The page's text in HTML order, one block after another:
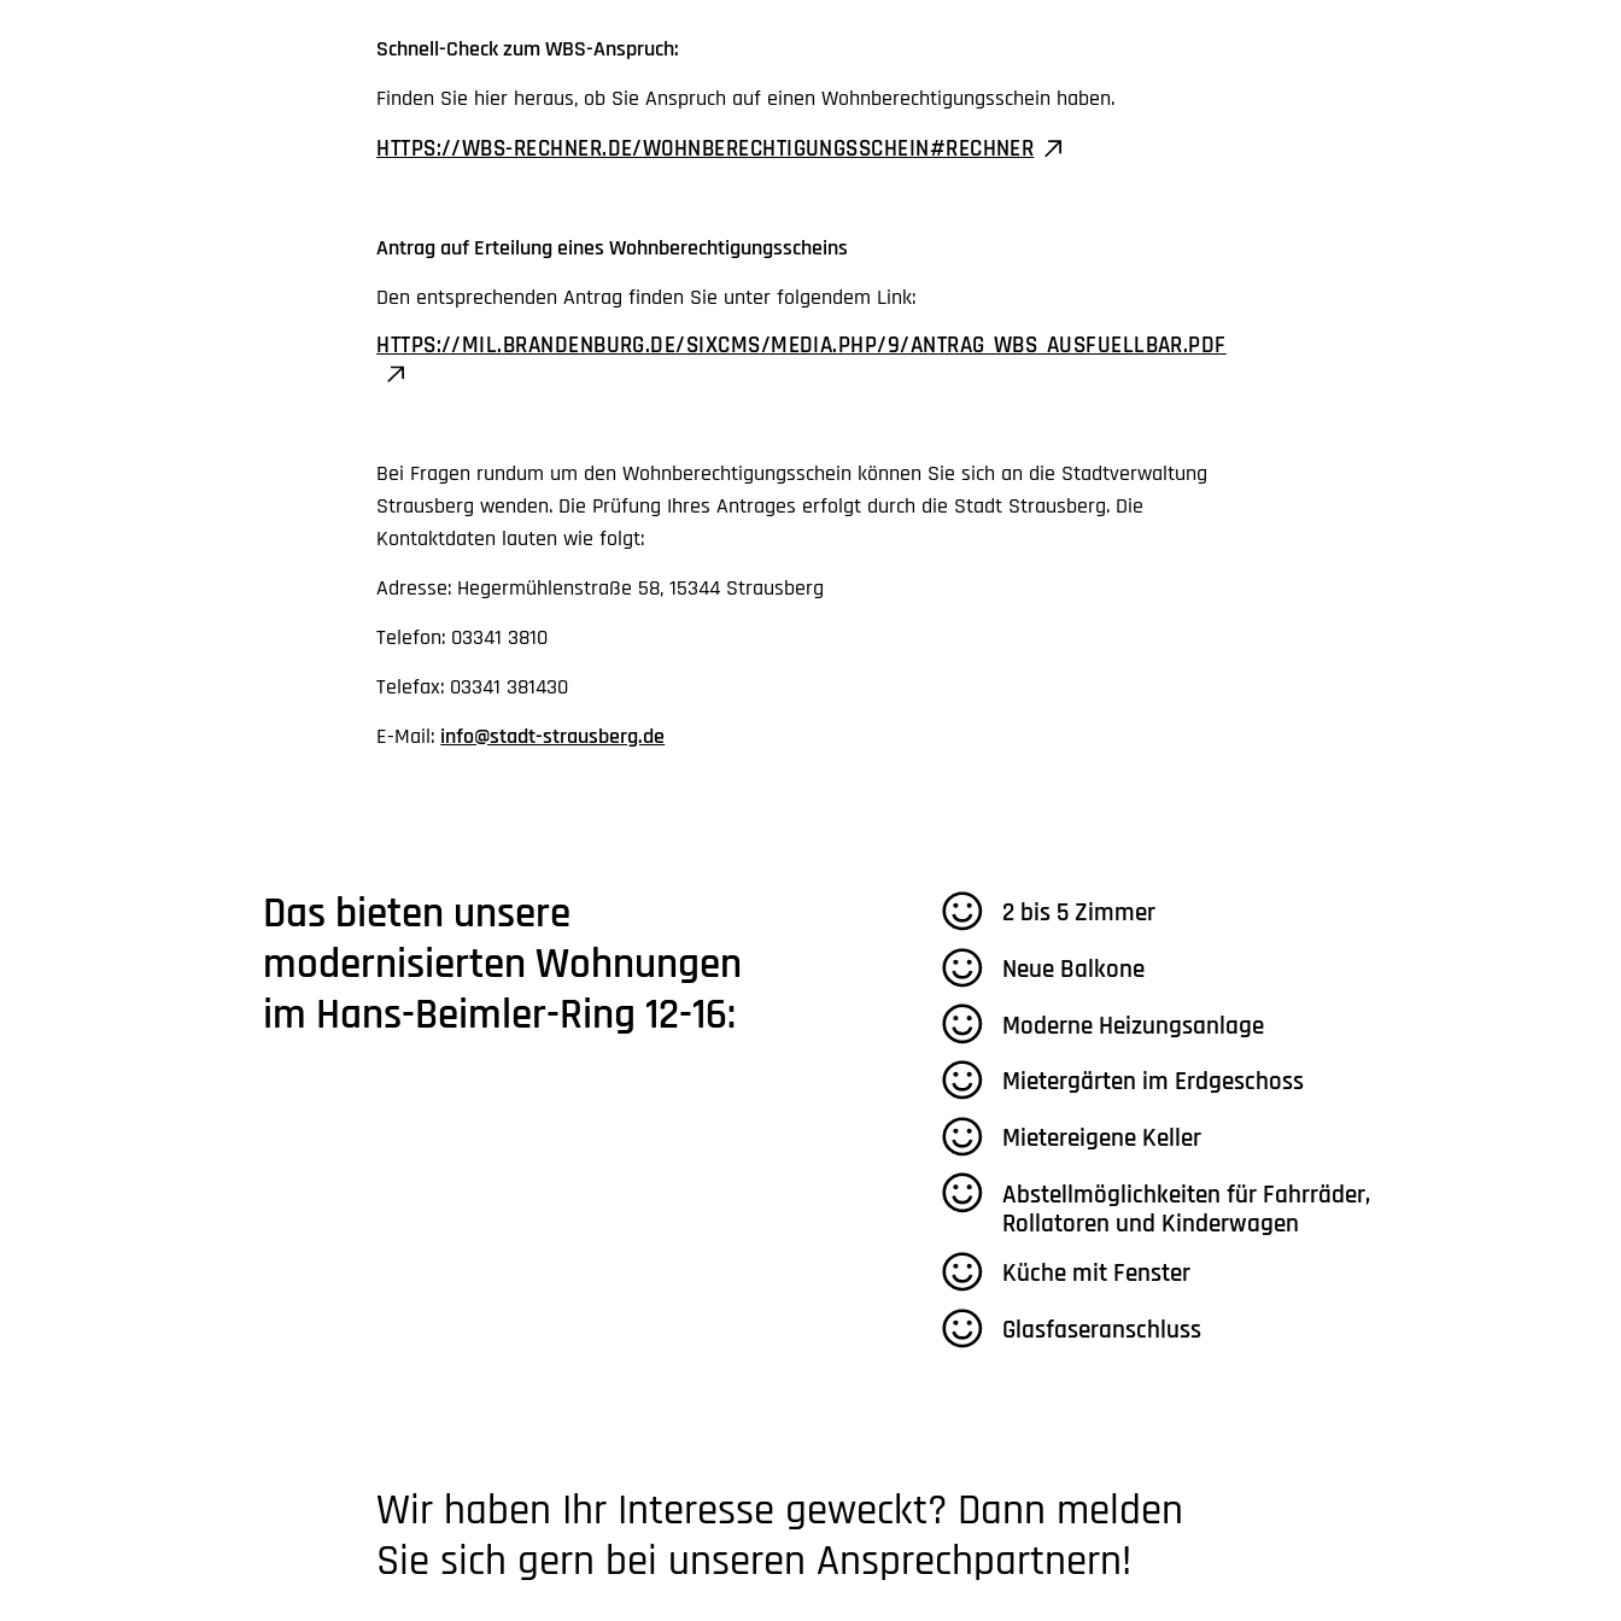
Schnell-Check zum WBS-Anspruch:
Finden Sie hier heraus, ob Sie Anspruch auf einen Wohnberechtigungsschein haben.
HTTPS://WBS-RECHNER.DE/WOHNBERECHTIGUNGSSCHEIN#RECHNER
Antrag auf Erteilung eines Wohnberechtigungsscheins
Den entsprechenden Antrag finden Sie unter folgendem Link:
HTTPS://MIL.BRANDENBURG.DE/SIXCMS/MEDIA.PHP/9/ANTRAG_WBS_AUSFUELLBAR.PDF
Bei Fragen rundum um den Wohnberechtigungsschein können Sie sich an die Stadtverwaltung
Strausberg wenden. Die Prüfung Ihres Antrages erfolgt durch die Stadt Strausberg. Die
Kontaktdaten lauten wie folgt:
Adresse: Hegermühlenstraße 58, 15344 Strausberg
Telefon: 03341 3810
Telefax: 03341 381430
E-Mail: info@stadt-strausberg.de
Das bieten unsere
modernisierten Wohnungen
im Hans-Beimler-Ring 12-16:
2 bis 5 Zimmer
Neue Balkone
Moderne Heizungsanlage
Mietergärten im Erdgeschoss
Mietereigene Keller
Abstellmöglichkeiten für Fahrräder,
Rollatoren und Kinderwagen
Küche mit Fenster
Glasfaseranschluss
Wir haben Ihr Interesse geweckt? Dann melden
Sie sich gern bei unseren Ansprechpartnern!